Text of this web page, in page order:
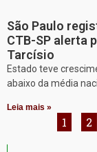
São Paulo
CTB-SP alerta
Tarcísio
Estado teve
abaixo da média
Leia mais »
1 2